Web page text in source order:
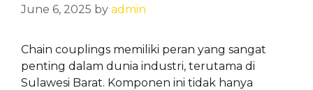
June 6, 2025 by admin
Chain couplings memiliki peran yang sangat
penting dalam dunia industri, terutama di
Sulawesi Barat. Komponen ini tidak hanya